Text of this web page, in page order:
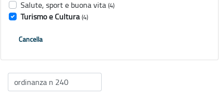
Salute, sport e buona vita (4)
Turismo e Cultura (4)
Cancella